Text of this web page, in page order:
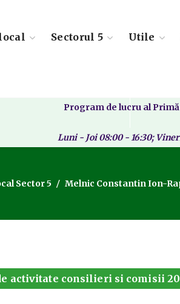
Sectorul 5 Utile
Program de lucru al
Luni - Joi 08:00 - 16:30;
Sector 5 Melnic Constantin Ion-
activitate consilieri si comisii